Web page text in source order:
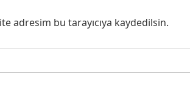
adresim bu tarayıcıya kaydedilsin.